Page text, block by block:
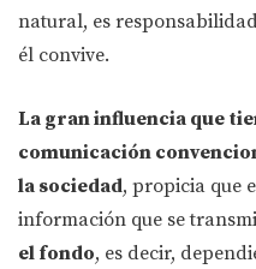
natural, es
él convive.
La gran influencia que
comunicación
la sociedad, propicia que
información que se
el fondo, es decir,